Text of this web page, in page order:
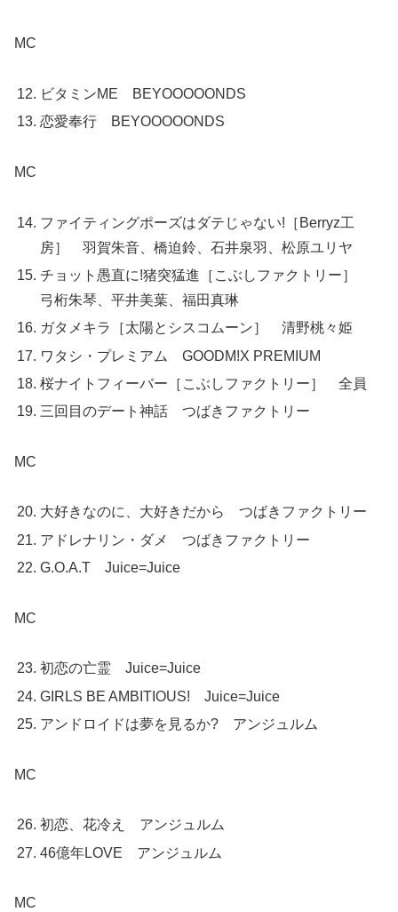
MC
ビタミンME BEYOOOOONDS
恋愛奉行 BEYOOOOONDS
MC
ファイティングポーズはダテじゃない!［Berryz工
房］ 羽賀朱音、橋迫鈴、石井泉羽、松原ユリヤ
チョット愚直に!猪突猛進［こぶしファクトリー］
弓桁朱琴、平井美葉、福田真琳
ガタメキラ［太陽とシスコムーン］ 清野桃々姫
ワタシ・プレミアム GOODM!X PREMIUM
桜ナイトフィーバー［こぶしファクトリー］ 全員
三回目のデート神話 つばきファクトリー
MC
大好きなのに、大好きだから つばきファクトリー
アドレナリン・ダメ つばきファクトリー
G.O.A.T Juice=Juice
MC
初恋の亡霊 Juice=Juice
GIRLS BE AMBITIOUS! Juice=Juice
アンドロイドは夢を見るか? アンジュルム
MC
初恋、花冷え アンジュルム
46億年LOVE アンジュルム
MC